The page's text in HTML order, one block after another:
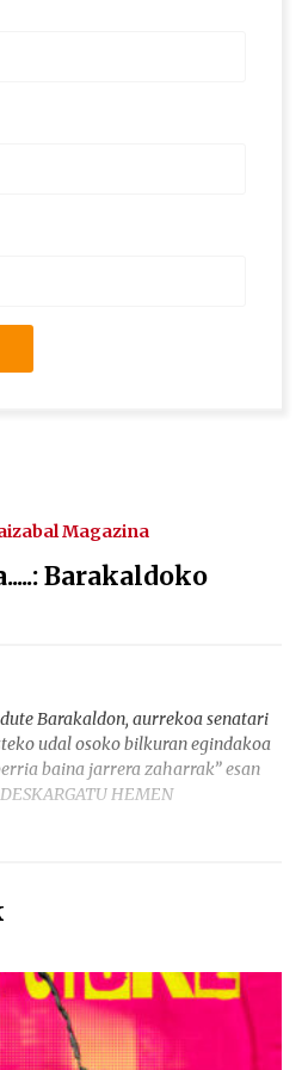
Magazina
Barakaldoko
Barakaldon, aurrekoa senatari
udal osoko bilkuran egindakoa
baina jarrera zaharrak” esan
HEMEN